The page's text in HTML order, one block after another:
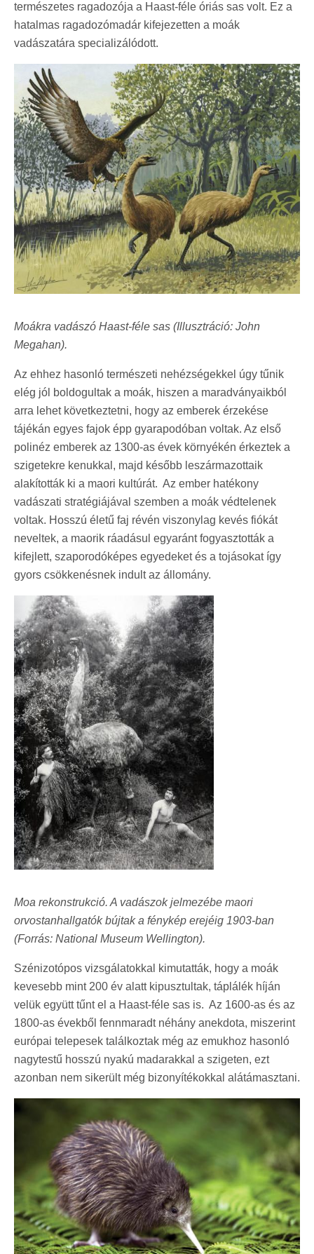
természetes ragadozója a Haast-féle óriás sas volt. Ez a
hatalmas ragadozómadár kifejezetten a moák
vadászatára specializálódott.
Moákra vadászó Haast-féle sas (Illusztráció: John
Megahan).
Az ehhez hasonló természeti nehézségekkel úgy tűnik
elég jól boldogultak a moák, hiszen a maradványaikból
arra lehet következtetni, hogy az emberek érzekése
tájékán egyes fajok épp gyarapodóban voltak. Az első
polinéz emberek az 1300-as évek környékén érkeztek a
szigetekre kenukkal, majd később leszármazottaik
alakították ki a maori kultúrát. Az ember hatékony
vadászati stratégiájával szemben a moák védtelenek
voltak. Hosszú életű faj révén viszonylag kevés fiókát
neveltek, a maorik ráadásul egyaránt fogyasztották a
kifejlett, szaporodóképes egyedeket és a tojásokat így
gyors csökkenésnek indult az állomány.
Moa rekonstrukció. A vadászok jelmezébe maori
orvostanhallgatók bújtak a fénykép erejéig 1903-ban
(Forrás: National Museum Wellington).
Szénizotópos vizsgálatokkal kimutatták, hogy a moák
kevesebb mint 200 év alatt kipusztultak, táplálék híján
velük együtt tűnt el a Haast-féle sas is. Az 1600-as és az
1800-as évekből fennmaradt néhány anekdota, miszerint
európai telepesek találkoztak még az emukhoz hasonló
nagytestű hosszú nyakú madarakkal a szigeten, ezt
azonban nem sikerült még bizonyítékokkal alátámasztani.